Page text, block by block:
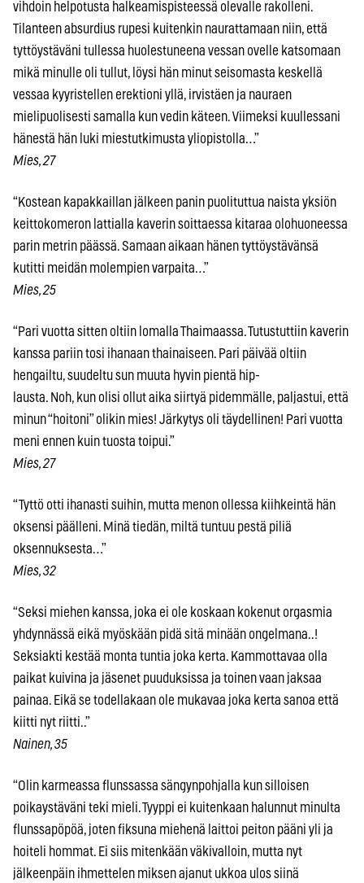
vihdoin helpotusta halkeamispisteessä olevalle rakolleni.
Tilanteen absurdius rupesi kuitenkin naurattamaan niin, että
tyttöystäväni tullessa huolestuneena vessan ovelle katsomaan
mikä minulle oli tullut, löysi hän minut seisomasta keskellä
vessaa kyyristellen erektioni yllä, irvistäen ja nauraen
mielipuolisesti samalla kun vedin käteen. Viimeksi kuullessani
hänestä hän luki miestutkimusta yliopistolla…”
Mies, 27
“Kostean kapakkaillan jälkeen panin puolituttua naista yksiön
keittokomeron lattialla kaverin soittaessa kitaraa olohuoneessa
parin metrin päässä. Samaan aikaan hänen tyttöystävänsä
kutitti meidän molempien varpaita…”
Mies, 25
“Pari vuotta sitten oltiin lomalla Thaimaassa. Tutustuttiin kaverin
kanssa pariin tosi ihanaan thainaiseen. Pari päivää oltiin
hengailtu, suudeltu sun muuta hyvin pientä hip-
lausta. Noh, kun olisi ollut aika siirtyä pidemmälle, paljastui, että
minun “hoitoni” olikin mies! Järkytys oli täydellinen! Pari vuotta
meni ennen kuin tuosta toipui.”
Mies, 27
“Tyttö otti ihanasti suihin, mutta menon ollessa kiihkeintä hän
oksensi päälleni. Minä tiedän, miltä tuntuu pestä piliä
oksennuksesta…”
Mies, 32
“Seksi miehen kanssa, joka ei ole koskaan kokenut orgasmia
yhdynnässä eikä myöskään pidä sitä minään ongelmana..!
Seksiakti kestää monta tuntia joka kerta. Kammottavaa olla
paikat kuivina ja jäsenet puuduksissa ja toinen vaan jaksaa
painaa. Eikä se todellakaan ole mukavaa joka kerta sanoa että
kiitti nyt riitti..”
Nainen, 35
“Olin karmeassa flunssassa sängynpohjalla kun silloisen
poikaystäväni teki mieli. Tyyppi ei kuitenkaan halunnut minulta
flunssapöpöä, joten fiksuna miehenä laittoi peiton pääni yli ja
hoiteli hommat. Ei siis mitenkään väkivalloin, mutta nyt
jälkeenpäin ihmettelen miksen ajanut ukkoa ulos siinä